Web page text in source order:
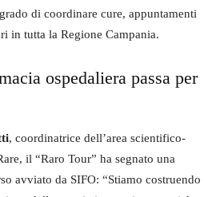
di coordinare cure, appuntamenti
in tutta la Regione Campania.
ospedaliera passa per
, coordinatrice dell’area scientifico-
il “Raro Tour” ha segnato una
avviato da SIFO: “Stiamo costruendo